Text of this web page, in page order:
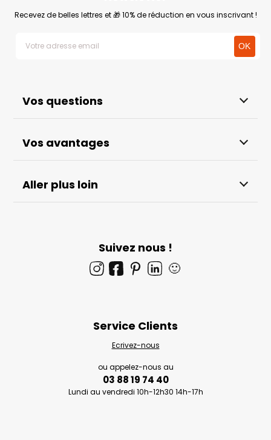
Vos questions
Vos avantages
Aller plus loin
Recevez de belles lettres et 🎁 10% de réduction en vous inscrivant !
Suivez nous !
🙂
Service Clients
Ecrivez-nous
ou appelez-nous au
03 88 19 74 40
Lundi au vendredi 10h-12h30 14h-17h